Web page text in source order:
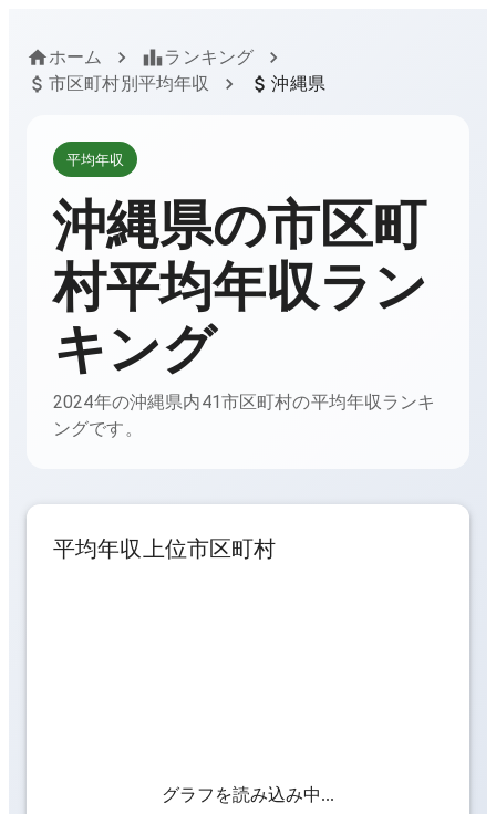
ホーム
ランキング
市区町村別平均年収
沖縄県
平均年収
沖縄県の市区町
村平均年収ラン
キング
2024年の沖縄県内41市区町村の平均年収ランキ
ングです。
平均年収上位市区町村
グラフを読み込み中...